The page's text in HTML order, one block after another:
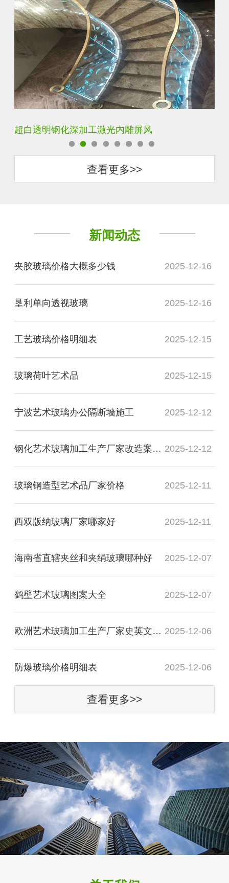
玄关水晶立体雕刻3D激光内雕玻璃
查看更多>>
新闻动态
夹胶玻璃价格大概多少钱 2025-12-16
垦利单向透视玻璃 2025-12-16
工艺玻璃价格明细表 2025-12-15
玻璃荷叶艺术品 2025-12-15
宁波艺术玻璃办公隔断墙施工 2025-12-12
钢化艺术玻璃加工生产厂家改造案例图 2025-12-12
玻璃钢造型艺术品厂家价格 2025-12-11
西双版纳玻璃厂家哪家好 2025-12-11
海南省直辖夹丝和夹绢玻璃哪种好 2025-12-07
鹤壁艺术玻璃图案大全 2025-12-07
欧洲艺术玻璃加工生产厂家史英文名词解释 2025-12-06
防爆玻璃价格明细表 2025-12-06
查看更多>>